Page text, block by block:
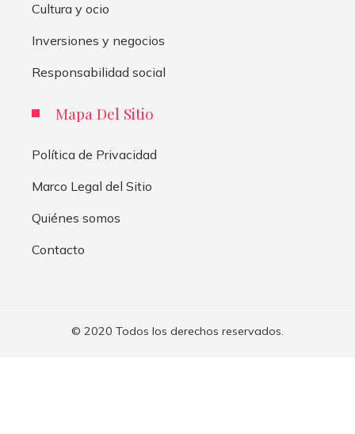
Cultura y ocio
Inversiones y negocios
Responsabilidad social
Mapa Del Sitio
Política de Privacidad
Marco Legal del Sitio
Quiénes somos
Contacto
© 2020 Todos los derechos reservados.